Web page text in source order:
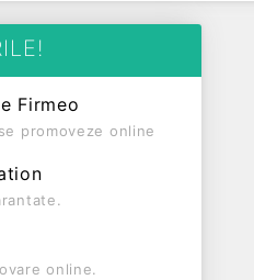
Firmeo
promoveze online
online.